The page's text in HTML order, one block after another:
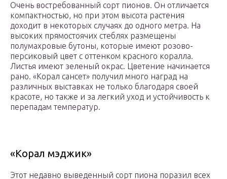
Очень востребованный сорт пионов. Он отличается
компактностью, но при этом высота растения
доходит в некоторых случаях до одного метра. На
высоких прямостоячих стеблях размещены
полумахровые бутоны, которые имеют розово-
персиковый цвет с оттенком красного коралла.
Листья имеют зеленый окрас. Цветение начинается
рано. «Корал сансет» получил много наград на
различных выставках не только благодаря своей
красоте, но также и за легкий уход и устойчивость к
перепадам температур.
«Корал мэджик»
Этот недавно выведенный сорт пиона поразил всех